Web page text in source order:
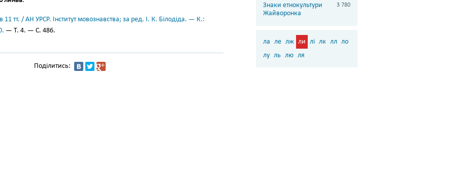
11 тт. / АН УРСР. Інститут мовознавства; за ред. І. К. Білодіда. — К.:
— Т. 4. — С. 486.
Поділитись:
Знаки етнокультури
Жайворонка
3 780
ла ле лж ли лі лк лл ло
лу ль лю ля